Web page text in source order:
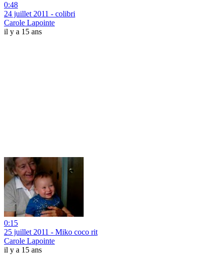
0:48
24 juillet 2011 - colibri
Carole Lapointe
il y a 15 ans
0:15
25 juillet 2011 - Miko coco rit
Carole Lapointe
il y a 15 ans